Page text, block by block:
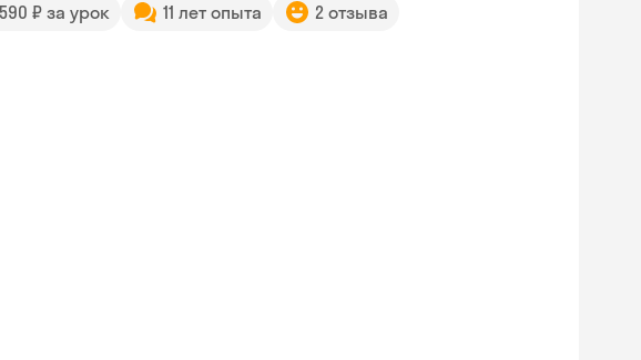
₽ за урок 11 лет опыта 2 отзыва